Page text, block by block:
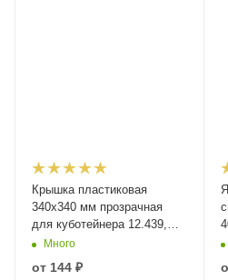
Крышка пластиковая
340х340 мм прозрачная
для куботейнера 12.439,
12.440
Много
от 144 ₽